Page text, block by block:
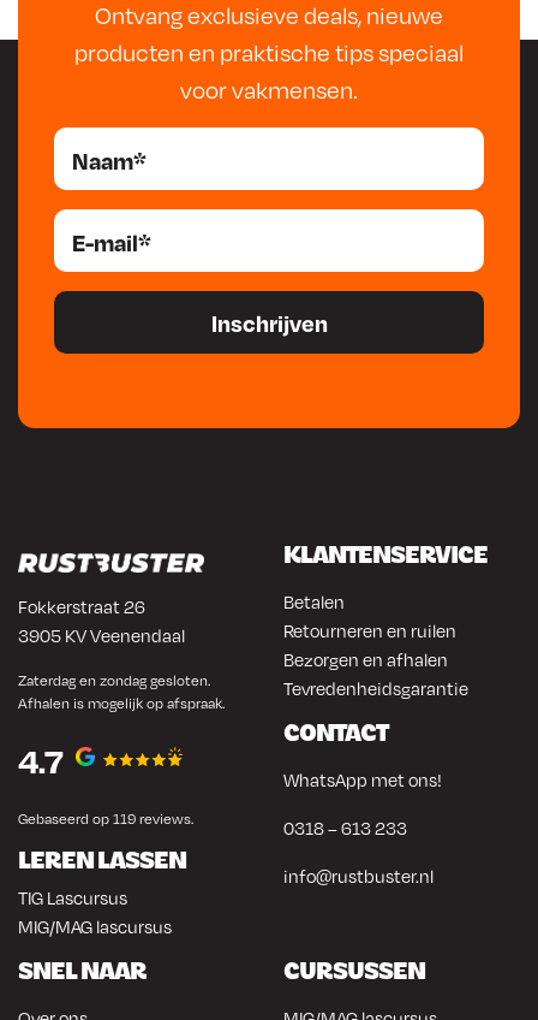
Ontvang exclusieve deals, nieuwe
producten en praktische tips speciaal
voor vakmensen.
Fokkerstraat 26
3905 KV Veenendaal
Zaterdag en zondag gesloten.
Afhalen is mogelijk op afspraak.
4.7
Gebaseerd op 119 reviews.
LEREN LASSEN
TIG Lascursus
MIG/MAG lascursus
KLANTENSERVICE
Betalen
Retourneren en ruilen
Bezorgen en afhalen
Tevredenheidsgarantie
CONTACT
WhatsApp met ons!
0318 – 613 233
info@rustbuster.nl
SNEL NAAR CURSUSSEN